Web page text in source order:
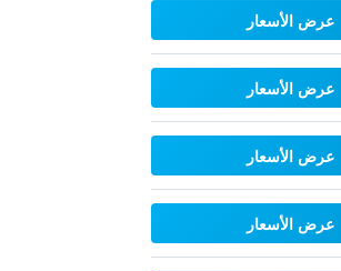
عرض الأسعار
عرض الأسعار
عرض الأسعار
عرض الأسعار